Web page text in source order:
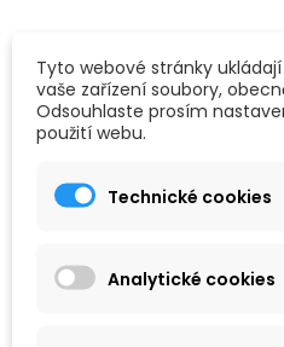
Vybrat
Tyto webové stránky
vaše zařízení soubory,
Odsouhlaste prosím
použití webu.
Technické cookies
Analytické cookies